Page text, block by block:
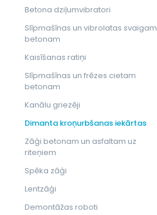
Betona dziļumvibratori
Slīpmašīnas un vibrolatas svaigam
betonam
Kaisīšanas ratiņi
Slīpmašīnas un frēzes cietam
betonam
Kanālu griezēji
Dimanta kroņurbšanas iekārtas
Zāģi betonam un asfaltam uz
riteņiem
Spēka zāģi
Lentzāģi
Demontāžas roboti